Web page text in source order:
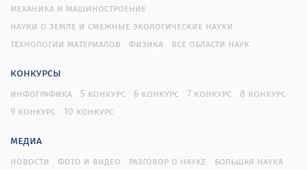
механика и машиностроение
науки о земле и смежные экологические науки
технологии материалов
физика все области наук
конкурсы
инфографика 5 конкурс 6 конкурс 7 конкурс
8 конкурс
9 конкурс
10 конкурс
медиа
новости фото и видео разговор о науке большая наука